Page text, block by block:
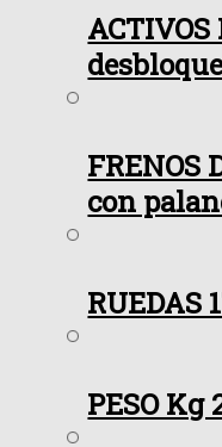
ACTIVOS
FRENOS
con
RUEDAS
PESO Kg